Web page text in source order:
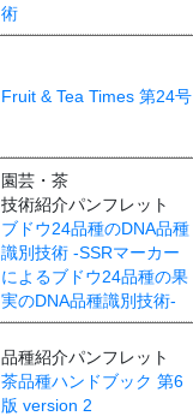
術
Fruit & Tea Times 第24号
園芸・茶
技術紹介パンフレット
ブドウ24品種のDNA品種
識別技術 -SSRマーカー
によるブドウ24品種の果
実のDNA品種識別技術-
品種紹介パンフレット
茶品種ハンドブック 第6
版 version 2